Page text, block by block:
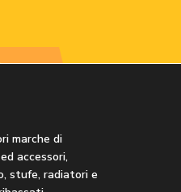
marche di
accessori,
stufe, radiatori e